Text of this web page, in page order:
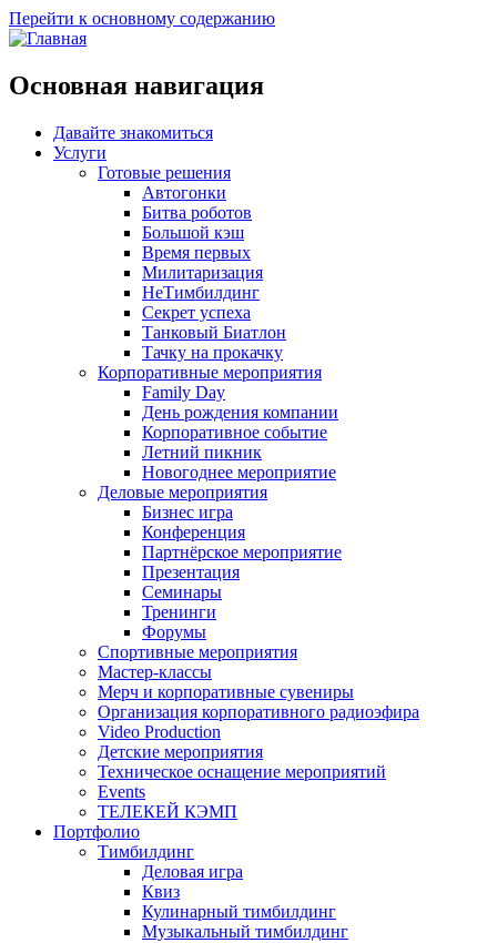
Перейти к основному содержанию
Основная навигация
Давайте знакомиться
Услуги
Готовые решения
Автогонки
Битва роботов
Большой кэш
Время первых
Милитаризация
НеТимбилдинг
Секрет успеха
Танковый Биатлон
Тачку на прокачку
Корпоративные мероприятия
Family Day
День рождения компании
Корпоративное событие
Летний пикник
Новогоднее мероприятие
Деловые мероприятия
Бизнес игра
Конференция
Партнёрское мероприятие
Презентация
Семинары
Тренинги
Форумы
Спортивные мероприятия
Мастер-классы
Мерч и корпоративные сувениры
Организация корпоративного радиоэфира
Video Production
Детские мероприятия
Техническое оснащение мероприятий
Events
ТЕЛЕКЕЙ КЭМП
Портфолио
Тимбилдинг
Деловая игра
Квиз
Кулинарный тимбилдинг
Музыкальный тимбилдинг